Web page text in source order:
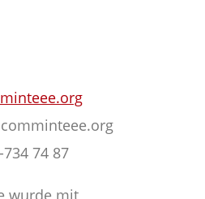
minteee.org
74 87
wurde mit